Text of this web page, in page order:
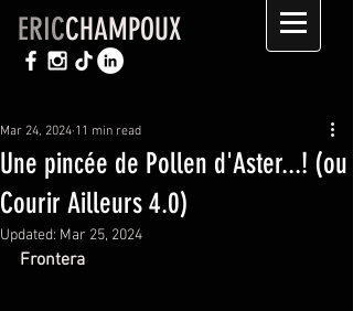
ERICCHAMPOUX
Une pincée de Pollen d'Aster...! (ou
Courir Ailleurs 4.0)
Mar 24, 2024 11 min read
Updated: Mar 25, 2024
Frontera